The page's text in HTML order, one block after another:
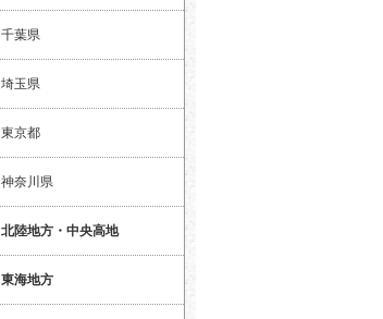
千葉県
埼玉県
東京都
神奈川県
北陸地方・中央高地
東海地方